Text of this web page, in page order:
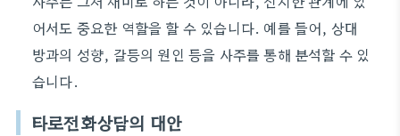
어서도 중요한 역할을 할 수 있습니다. 예를 들어, 상대
방과의 성향, 갈등의 원인 등을 사주를 통해 분석할 수 있
습니다.
타로전화상담의 대안